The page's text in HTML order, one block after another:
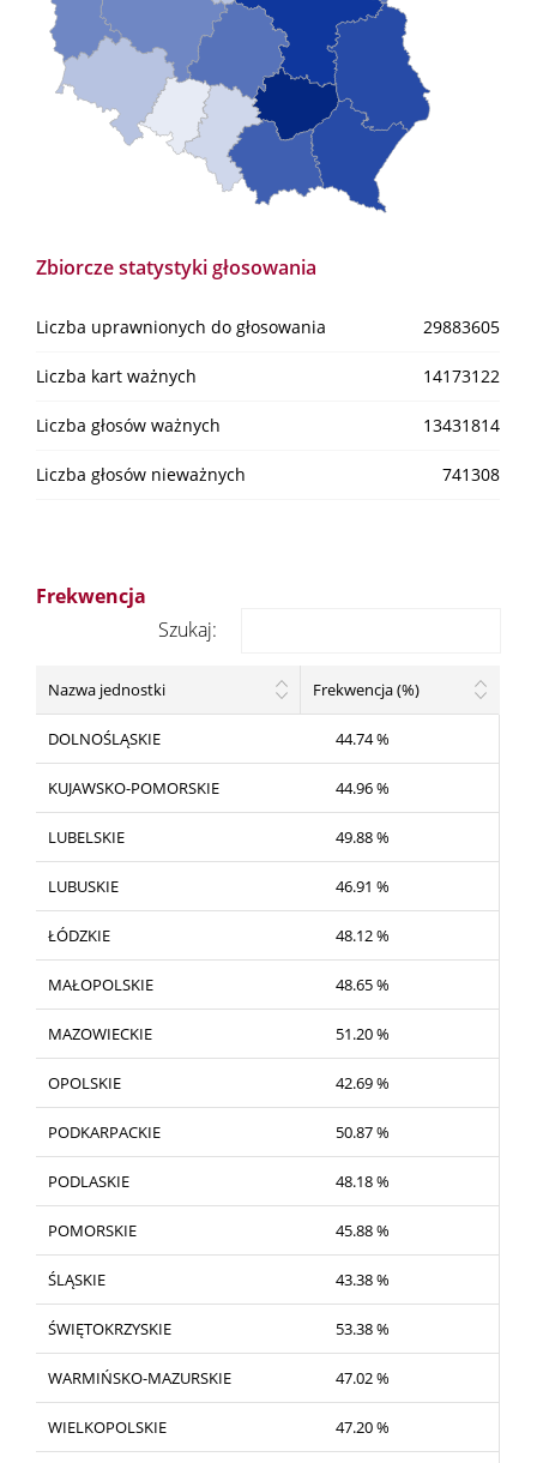
Zbiorcze statystyki głosowania
Liczba uprawnionych do głosowania 29883605
Liczba kart ważnych 14173122
Liczba głosów ważnych 13431814
Liczba głosów nieważnych 741308
Frekwencja
Szukaj:
Nazwa jednostki Frekwencja (%)
DOLNOŚLĄSKIE 44.74 %
KUJAWSKO-POMORSKIE 44.96 %
LUBELSKIE 49.88 %
LUBUSKIE 46.91 %
ŁÓDZKIE 48.12 %
MAŁOPOLSKIE 48.65 %
MAZOWIECKIE 51.20 %
OPOLSKIE 42.69 %
PODKARPACKIE 50.87 %
PODLASKIE 48.18 %
POMORSKIE 45.88 %
ŚLĄSKIE 43.38 %
ŚWIĘTOKRZYSKIE 53.38 %
WARMIŃSKO-MAZURSKIE 47.02 %
WIELKOPOLSKIE 47.20 %